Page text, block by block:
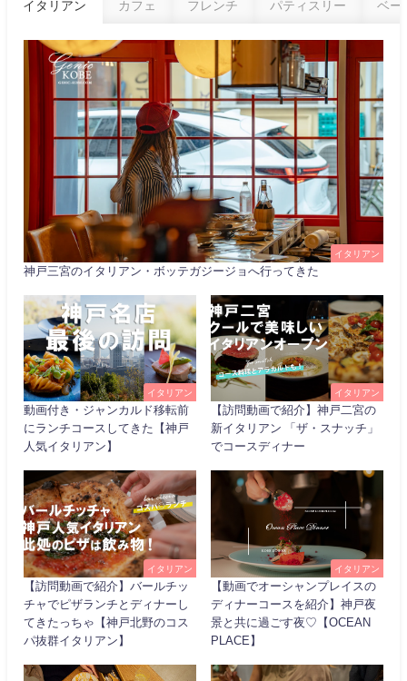
イタリアン カフェ フレンチ パティスリー ベー
イタリアン
神戸三宮のイタリアン・ボッテガジージョへ行ってきた
イタリアン
動画付き・ジャンカルド移転前
にランチコースしてきた【神戸
人気イタリアン】
イタリアン
【訪問動画で紹介】神戸二宮の
新イタリアン 「ザ・スナッチ」
でコースディナー
イタリアン
【訪問動画で紹介】バールチッ
チャでピザランチとディナーし
てきたっちゃ【神戸北野のコス
パ抜群イタリアン】
イタリアン
【動画でオーシャンプレイスの
ディナーコースを紹介】神戸夜
景と共に過ごす夜♡【OCEAN
PLACE】